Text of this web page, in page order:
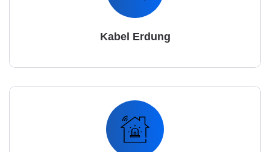
Kabel Erdung